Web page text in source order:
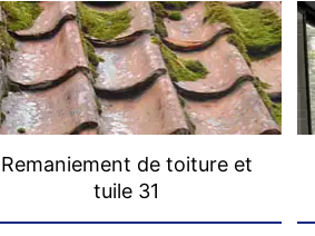
Remaniement de toiture et
tuile 31